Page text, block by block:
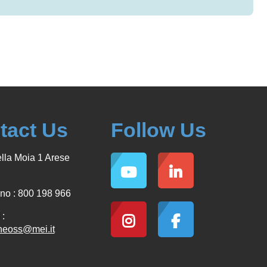
Us
Moia 1 Arese
: 800 198 966
:
Follow Us